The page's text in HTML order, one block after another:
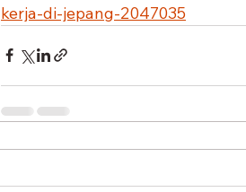
kerja-di-jepang-2047035